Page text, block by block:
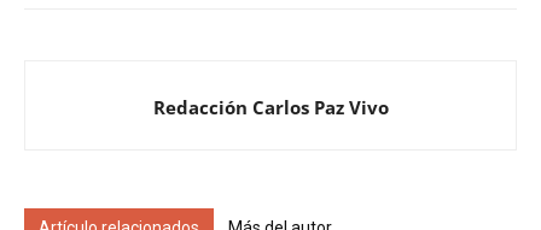
Redacción Carlos Paz Vivo